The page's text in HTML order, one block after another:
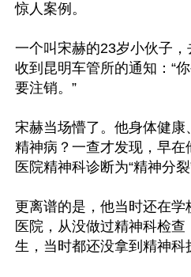
惊人案例。
一个叫宋赫的23岁小伙子
收到昆明车管所的通知：“
要注销。”
宋赫当场懵了。他身体健康
精神病？一查才发现，早
医院精神科诊断为“精神分裂”
更离谱的是，他当时还在
医院，从没做过精神科检
生，当时都还没拿到精神科